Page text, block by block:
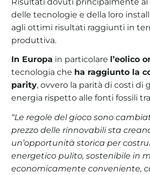
delle tecnologie e della loro
agli ottimi risultati raggiunti in
produttiva.
In Europa in particolare l’eolico
tecnologia che ha raggiunto la
parity, ovvero la parità di costi di
energia rispetto alle fonti fossili
“Le regole del gioco sono
prezzo delle rinnovabili sta
un’opportunità storica per
energetico pulito, sostenibile in
economicamente conveniente,